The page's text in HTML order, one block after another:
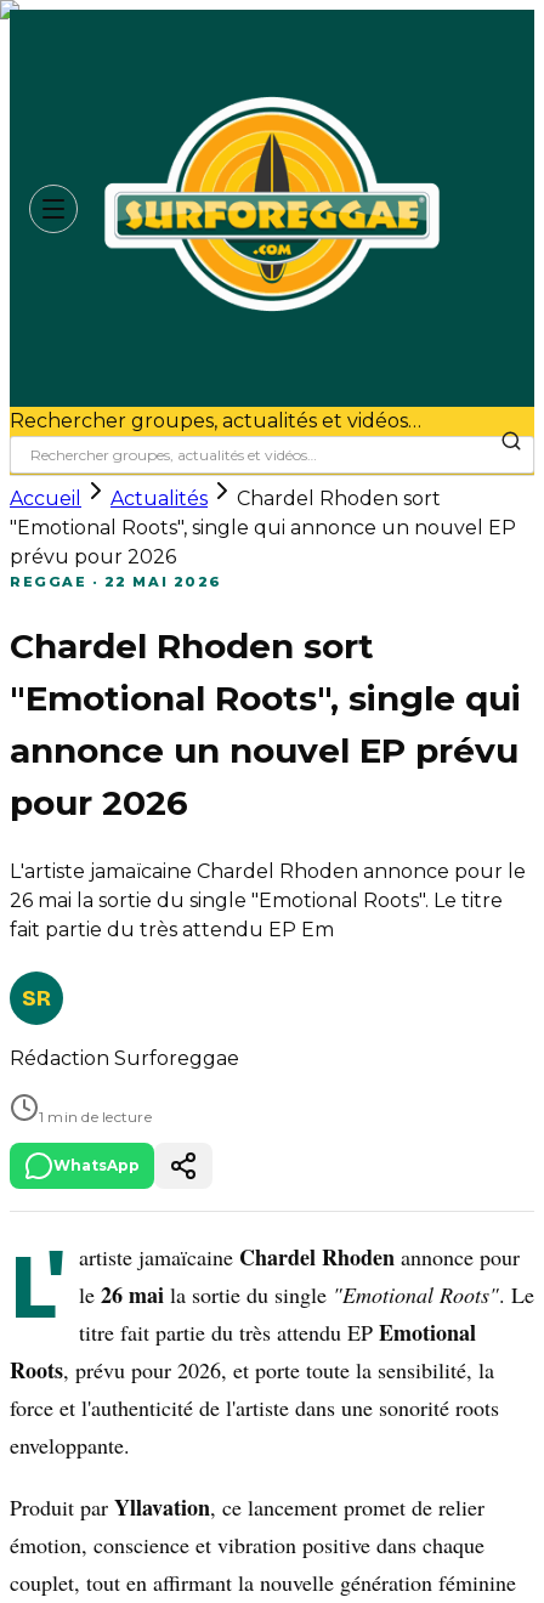
Rechercher groupes, actualités et vidéos…
Accueil Actualités
Chardel Rhoden sort
"Emotional Roots", single qui annonce un nouvel EP
prévu pour 2026
REGGAE · 22 MAI 2026
Chardel Rhoden sort
"Emotional Roots", single qui
annonce un nouvel EP prévu
pour 2026
L'artiste jamaïcaine Chardel Rhoden annonce pour le
26 mai la sortie du single "Emotional Roots". Le titre
fait partie du très attendu EP Em
SR
Rédaction Surforeggae
1 min de lecture
WhatsApp
L' artiste jamaïcaine Chardel Rhoden annonce pour
le 26 mai la sortie du single "Emotional Roots". Le
titre fait partie du très attendu EP Emotional
Roots, prévu pour 2026, et porte toute la sensibilité, la
force et l'authenticité de l'artiste dans une sonorité roots
enveloppante.
Produit par Yllavation, ce lancement promet de relier
émotion, conscience et vibration positive dans chaque
couplet, tout en affirmant la nouvelle génération féminine